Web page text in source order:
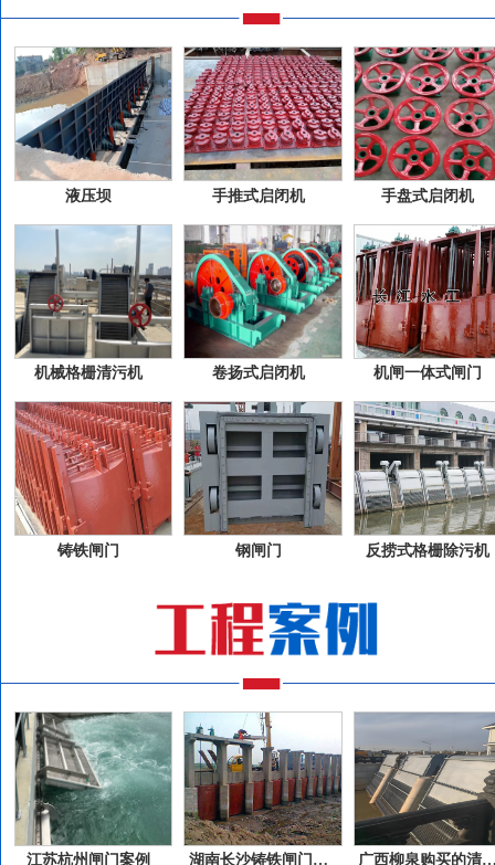
液压坝 手推式启闭机 手盘式启闭机
机械格栅清污机 卷扬式启闭机 机闸一体式闸门
铸铁闸门 钢闸门 反捞式格栅除污机
江苏杭州闸门案例 湖南长沙铸铁闸门案例 广西柳泉购买的清